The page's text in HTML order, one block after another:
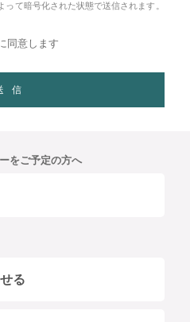
て暗号化された状態で送信されます。
同意します
信
をご予定の方へ
る